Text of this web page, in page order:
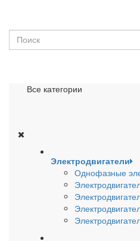
Все категории
Электродвигатели
Однофазные